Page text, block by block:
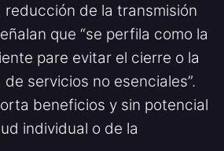
reducción de la transmisión
que “se perfila como la
pare evitar el cierre o la
servicios no esenciales”.
beneficios y sin potencial
individual o de la